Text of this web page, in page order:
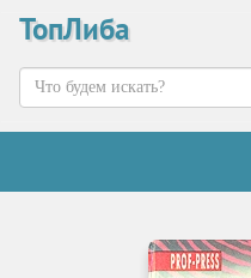
ТопЛиба